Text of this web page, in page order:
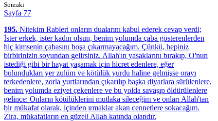
Sonraki
Sayfa 77
195. Nitekim Rableri onların dualarını kabul ederek cevap verdi;
İster erkek, ister kadın olsun, benim yolumda çaba gösterenlerden
hiç kimsenin çabasını boşa çıkarmayacağım. Çünkü, hepiniz
birbirinizin soyundan gelirsiniz. Allah'ın yasaklarını bırakıp, O'nun
istediği gibi bir hayat yaşamak için hicret edenlere, eğer
bulundukları yer zulüm ve kötülük yurdu haline gelmişse orayı
terkedenlere, zorla yurtlarından çıkarılıp başka diyarlara sürülenlere,
benim yolumda eziyet çekenlere ve bu yolda savaşıp öldürülenlere
gelince: Onların kötülüklerini mutlaka sileceğim ve onları Allah'tan
bir mükafat olarak, içinden ırmaklar akan cennetlere sokacağım.
Zira, mükafatların en güzeli Allah katında olandır.